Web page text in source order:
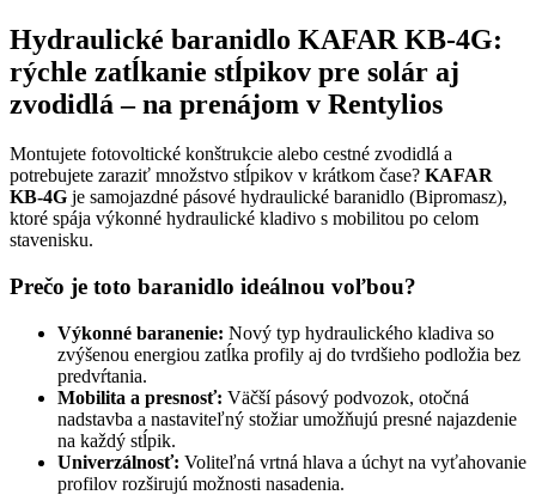
Hydraulické baranidlo KAFAR KB-4G:
rýchle zatĺkanie stĺpikov pre solár aj
zvodidlá – na prenájom v Rentylios
Montujete fotovoltické konštrukcie alebo cestné zvodidlá a
potrebujete zaraziť množstvo stĺpikov v krátkom čase? KAFAR
KB-4G je samojazdné pásové hydraulické baranidlo (Bipromasz),
ktoré spája výkonné hydraulické kladivo s mobilitou po celom
stavenisku.
Prečo je toto baranidlo ideálnou voľbou?
Výkonné baranenie: Nový typ hydraulického kladiva so
zvýšenou energiou zatĺka profily aj do tvrdšieho podložia bez
predvŕtania.
Mobilita a presnosť: Väčší pásový podvozok, otočná
nadstavba a nastaviteľný stožiar umožňujú presné najazdenie
na každý stĺpik.
Univerzálnosť: Voliteľná vrtná hlava a úchyt na vyťahovanie
profilov rozširujú možnosti nasadenia.